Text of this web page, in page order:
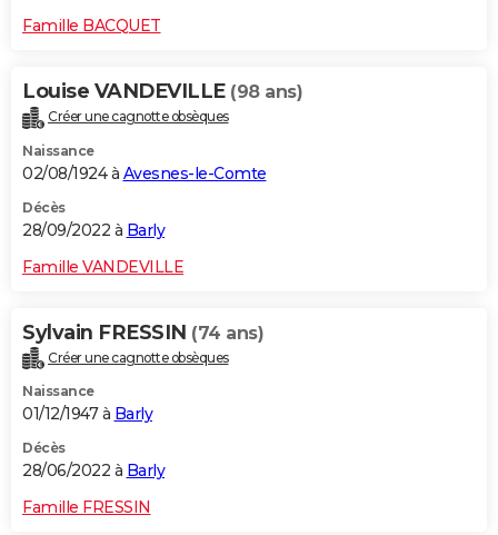
Famille BACQUET
Louise VANDEVILLE (98 ans)
Créer une cagnotte obsèques
Naissance
02/08/1924 à Avesnes-le-Comte
Décès
28/09/2022 à Barly
Famille VANDEVILLE
Sylvain FRESSIN (74 ans)
Créer une cagnotte obsèques
Naissance
01/12/1947 à Barly
Décès
28/06/2022 à Barly
Famille FRESSIN